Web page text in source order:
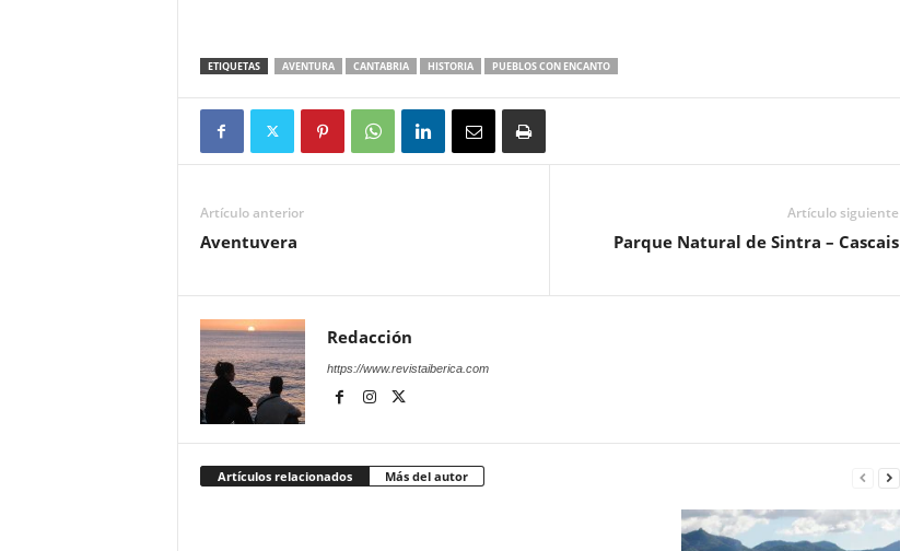
ETIQUETAS AVENTURA CANTABRIA HISTORIA PUEBLOS CON ENCANTO
Artículo anterior
Aventuvera
Artículo siguiente
Parque Natural de Sintra – Cascais
Redacción
https://www.revistaiberica.com
Artículos relacionados Más del autor